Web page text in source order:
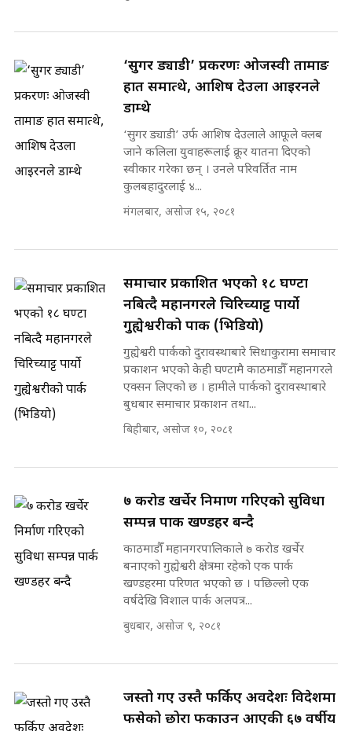
‘सुगर ड्याडी’ प्रकरणः ओजस्वी तामाङ
हात समात्थे, आशिष देउला आइरनले
डाम्थे
‘सुगर ड्याडी’ उर्फ आशिष देउलाले आफूले क्लब
जाने कलिला युवाहरूलाई क्रूर यातना दिएको
स्वीकार गरेका छन् । उनले परिवर्तित नाम
कुलबहादुरलाई ४...
मंगलबार, असोज १५, २०८१
समाचार प्रकाशित भएको १८ घण्टा
नबित्दै महानगरले चिरिच्याट्ट पार्यो
गुह्येश्वरीको पार्क (भिडियाे)
गुह्येश्वरी पार्कको दुरावस्थाबारे सिधाकुरामा समाचार
प्रकाशन भएको केही घण्टामै काठमाडौँ महानगरले
एक्सन लिएको छ । हामीले पार्कको दुरावस्थाबारे
बुधबार समाचार प्रकाशन तथा...
बिहीबार, असोज १०, २०८१
७ करोड खर्चेर निर्माण गरिएको सुविधा
सम्पन्न पार्क खण्डहर बन्दै
काठमाडौँ महानगरपालिकाले ७ करोड खर्चेर
बनाएको गुह्येश्वरी क्षेत्रमा रहेको एक पार्क
खण्डहरमा परिणत भएको छ । पछिल्लो एक
वर्षदेखि विशाल पार्क अलपत्र...
बुधबार, असोज ९, २०८१
जस्तो गए उस्तै फर्किए अवदेशः विदेशमा
फसेको छोरा फर्काउन आएकी ६७ वर्षीय